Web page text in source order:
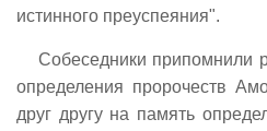
истинного преуспеяния".
Собеседники припомнили
определения пророчеств
друг другу на память